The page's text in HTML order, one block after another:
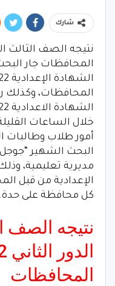
شارك
المحافظات جار
المحافظات، وكذلك
خلال الساعات
أمور طلاب وطالبات
البحث الشهير
مديرية تعليمية،
الإعدادية من قبل
كل محافظة على حدة.
نتيجه الصف
المحافظات